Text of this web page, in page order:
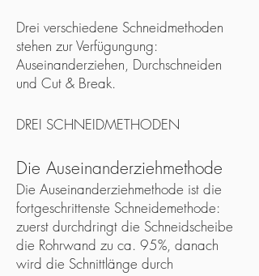
Drei verschiedene Schneidmethoden
stehen zur Verfügungung:
Auseinanderziehen, Durchschneiden
und Cut & Break.
DREI SCHNEIDMETHODEN
Die Auseinanderziehmethode
Die Auseinanderziehmethode ist die
fortgeschrittenste Schneidemethode:
zuerst durchdringt die Schneidscheibe
die Rohrwand zu ca. 95%, danach
wird die Schnittlänge durch